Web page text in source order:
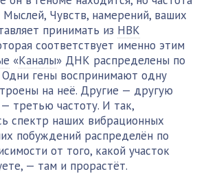
Чувств, намерений, ваших
принимать из НВК
соответствует именно этим
«Каналы» ДНК распределены по
Одни гены воспринимают одну
на неё. Другие — другую
третью частоту. И так,
спектр наших вибрационных
побуждений распределён по
от того, какой участок
— там и прорастёт.